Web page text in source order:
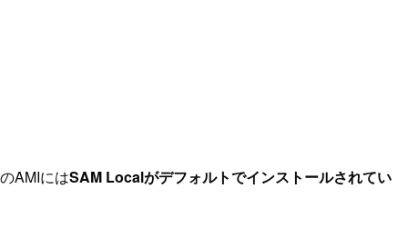
AMIにはSAM Localがデフォルトでインストールされてい